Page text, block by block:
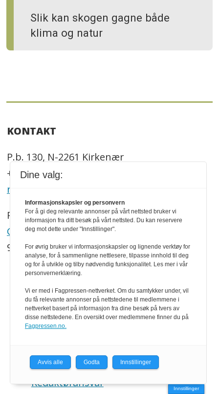
Slik kan skogen gagne både
klima og natur
KONTAKT
P.b. 130, N-2261 Kirkenær
+47 469 41 000
redaksjonen@trenytt.no
Redaktør:
Georg Mathisen
90 93 28 97
SNARVEIER
Om oss
Abonnement
Persovernerklæring
Redaktøransvar
Innstillinger
Dine valg:
Informasjonskapsler og personvern
For å gi deg relevante annonser på vårt nettsted bruker vi
informasjon fra ditt besøk på vårt nettsted. Du kan reservere
deg mot dette under "Innstillinger".
For øvrig bruker vi informasjonskapsler og lignende verktøy for
analyse, for å sammenligne nettlesere, tilpasse innhold til deg
og for å utvikle og tilby nødvendig funksjonalitet. Les mer i vår
personvernerklæring.
Vi er med i Fagpressen-nettverket. Om du samtykker under, vil
du få relevante annonser på nettstedene til medlemmene i
nettverket basert på informasjon fra dine besøk på tvers av
disse nettstedene. En oversikt over medlemmene finner du på
Fagpressen.no.
Avvis alle Godta Innstillinger